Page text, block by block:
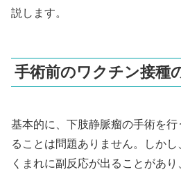
説します。
手術前のワクチン接種
基本的に、下肢静脈瘤の手術を
ることは問題ありません。しか
くまれに副反応が出ることがあ